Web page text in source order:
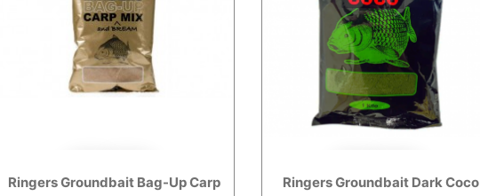
Ringers Groundbait Bag-Up Carp
Ringers Groundbait Dark Coco